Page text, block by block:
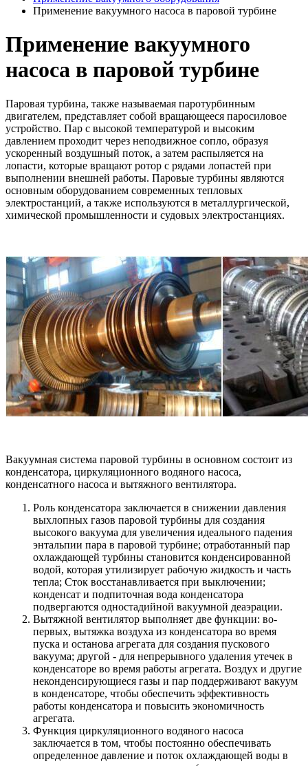
Применение вакуумного насоса в паровой турбине
Применение вакуумного
насоса в паровой турбине
Паровая турбина, также называемая паротурбинным
двигателем, представляет собой вращающееся паросиловое
устройство. Пар с высокой температурой и высоким
давлением проходит через неподвижное сопло, образуя
ускоренный воздушный поток, а затем распыляется на
лопасти, которые вращают ротор с рядами лопастей при
выполнении внешней работы. Паровые турбины являются
основным оборудованием современных тепловых
электростанций, а также используются в металлургической,
химической промышленности и судовых электростанциях.
Вакуумная система паровой турбины в основном состоит из
конденсатора, циркуляционного водяного насоса,
конденсатного насоса и вытяжного вентилятора.
Роль конденсатора заключается в снижении давления
выхлопных газов паровой турбины для создания
высокого вакуума для увеличения идеального падения
энтальпии пара в паровой турбине; отработанный пар
охлаждающей турбины становится конденсированной
водой, которая утилизирует рабочую жидкость и часть
тепла; Сток восстанавливается при выключении;
конденсат и подпиточная вода конденсатора
подвергаются одностадийной вакуумной деаэрации.
Вытяжной вентилятор выполняет две функции: во-
первых, вытяжка воздуха из конденсатора во время
пуска и останова агрегата для создания пускового
вакуума; другой - для непрерывного удаления утечек в
конденсаторе во время работы агрегата. Воздух и другие
неконденсирующиеся газы и пар поддерживают вакуум
в конденсаторе, чтобы обеспечить эффективность
работы конденсатора и повысить экономичность
агрегата.
Функция циркуляционного водяного насоса
заключается в том, чтобы постоянно обеспечивать
определенное давление и поток охлаждающей воды в